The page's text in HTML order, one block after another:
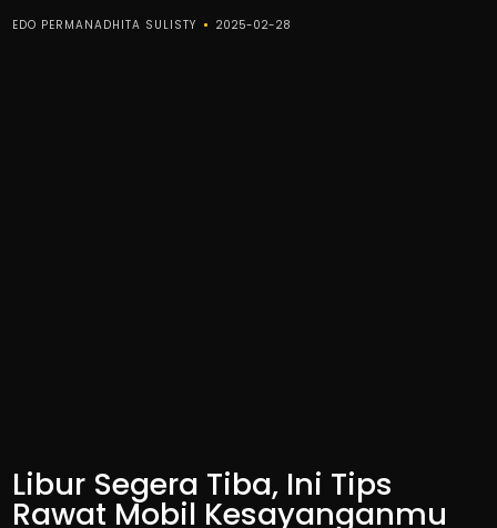
EDO PERMANADHITA SULISTY 2025-02-28
Libur Segera Tiba, Ini Tips
Rawat Mobil Kesayanganmu